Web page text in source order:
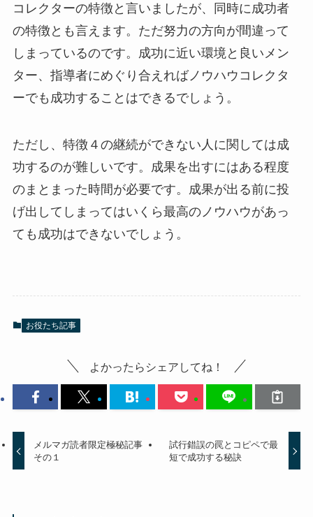
コレクターの特徴と言いましたが、同時に成功者
の特徴とも言えます。ただ努力の方向が間違って
しまっているのです。成功に近い環境と良いメン
ター、指導者にめぐり合えればノウハウコレクタ
ーでも成功することはできるでしょう。
ただし、特徴４の継続ができない人に関しては成
功するのが難しいです。成果を出すにはある程度
のまとまった時間が必要です。成果が出る前に投
げ出してしまってはいくら最高のノウハウがあっ
ても成功はできないでしょう。
お役たち記事
よかったらシェアしてね！
メルマガ読者限定極秘記事
その１
試行錯誤の罠とコピペで最
短で成功する秘訣